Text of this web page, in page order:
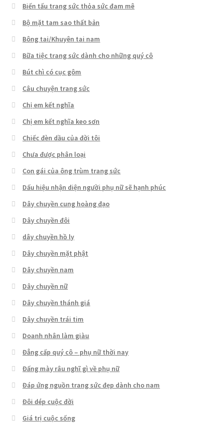
Biến tấu trang sức thỏa sức đam mê
Bộ mặt tam sao thất bản
Bông tai/Khuyên tai nam
Bữa tiệc trang sức dành cho những quý cô
Bút chì có cục gôm
Câu chuyện trang sức
Chị em kết nghĩa
Chị em kết nghĩa keo sơn
Chiếc đèn dầu của đời tôi
Chưa được phân loại
Con gái của ông trùm trang sức
Dấu hiệu nhận diện người phụ nữ sẽ hạnh phúc
Dây chuyền cung hoàng đạo
Dây chuyền đôi
dây chuyền hồ ly
Dây chuyền mặt phật
Dây chuyền nam
Dây chuyền nữ
Dây chuyền thánh giá
Dây chuyền trái tim
Doanh nhân làm giàu
Đẳng cấp quý cô – phụ nữ thời nay
Đấng mày râu nghĩ gì về phụ nữ
Đáp ứng nguồn trang sức đẹp dành cho nam
Đôi dép cuộc đời
Giá trị cuộc sống